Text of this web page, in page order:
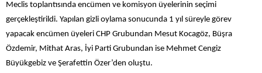
Meclis toplantısında encümen ve komisyon üyelerinin seçimi
gerçekleştirildi. Yapılan gizli oylama sonucunda 1 yıl süreyle görev
yapacak encümen üyeleri CHP Grubundan Mesut Kocagöz, Büşra
Özdemir, Mithat Aras, İyi Parti Grubundan ise Mehmet Cengiz
Büyükgebiz ve Şerafettin Özer’den oluştu.